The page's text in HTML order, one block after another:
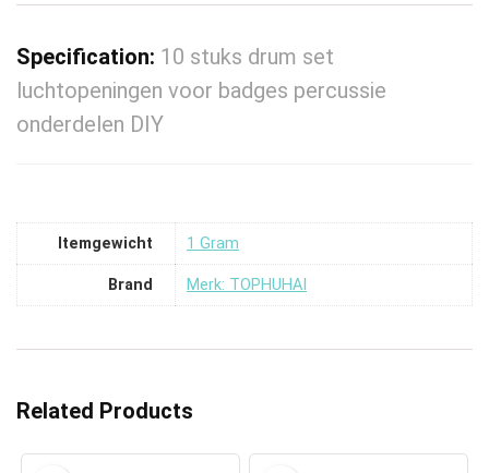
Specification: 10 stuks drum set
luchtopeningen voor badges percussie
onderdelen DIY
Itemgewicht ‎1 Gram
Brand Merk: TOPHUHAI
Related Products